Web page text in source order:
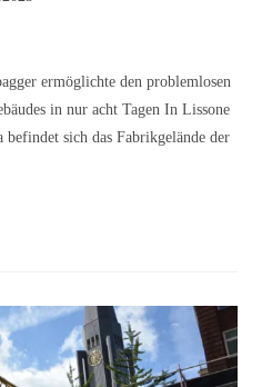
ermöglichte den problemlosen
in nur acht Tagen In Lissone
sich das Fabrikgelände der